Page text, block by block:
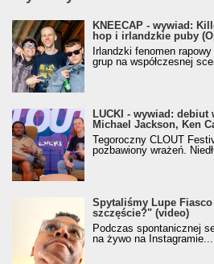
KNEECAP - wywiad:
hop i irlandzkie puby
Irlandzki fenomen
grup na współczesnej
LUCKI - wywiad: debiut
Michael Jackson, Ken
Tegoroczny CLOUT
pozbawiony wrażeń.
Spytaliśmy Lupe
szczęście?" (video)
Podczas spontanicznej
na żywo na Instagramie...